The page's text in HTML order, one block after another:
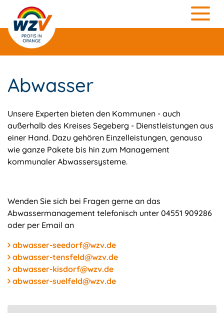
Abwasser
Unsere Experten bieten den Kommunen - auch
außerhalb des Kreises Segeberg - Dienstleistungen aus
einer Hand. Dazu gehören Einzelleistungen, genauso
wie ganze Pakete bis hin zum Management
kommunaler Abwassersysteme.
Wenden Sie sich bei Fragen gerne an das
Abwassermanagement telefonisch unter 04551 909286
oder per Email an
abwasser-seedorf@wzv.de
abwasser-tensfeld@wzv.de
abwasser-kisdorf@wzv.de
abwasser-suelfeld@wzv.de